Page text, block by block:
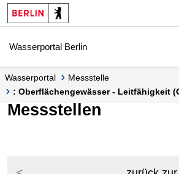
Springe zur Navigation
Springe zum Inhalt
Wasserportal Berlin
Wasserportal
Messstelle
: Oberflächengewässer - Leitfähigkeit
Messstellen